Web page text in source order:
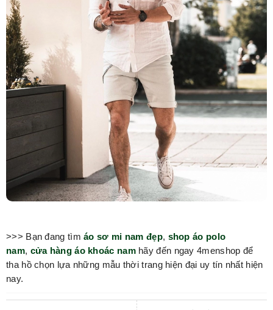
>>> Bạn đang tìmáo sơ mi nam đẹp, shop áo polo
nam, cửa hàng áo khoác namhãy đến ngay 4menshop để
tha hồ chọn lựa những mẫu thời trang hiện đại uy tín nhất hiện
nay.